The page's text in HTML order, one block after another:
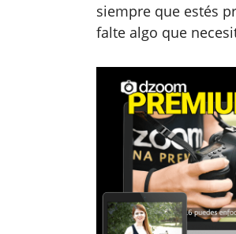
siempre que estés
falte algo que